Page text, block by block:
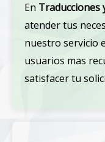
En Traducciones
atender tus
nuestro servicio
usuarios mas
satisfacer tu